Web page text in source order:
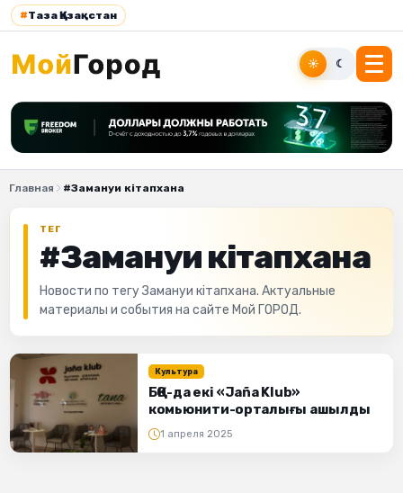
#Таза Қазақстан
☀ ☾
Главная #Замануи кітапхана
ТЕГ
#Замануи кітапхана
Новости по тегу Замануи кітапхана. Актуальные
материалы и события на сайте Мой ГОРОД.
Культура
БҚО-да екі «Jaña Klub»
комьюнити-орталығы ашылды
1 апреля 2025